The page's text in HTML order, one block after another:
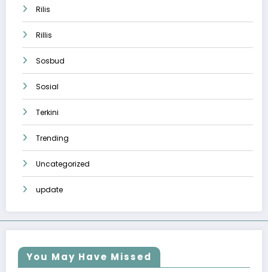
Rilis
Rillis
Sosbud
Sosial
Terkini
Trending
Uncategorized
update
You May Have Missed